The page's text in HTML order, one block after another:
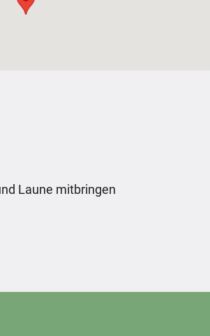
Laune mitbringen